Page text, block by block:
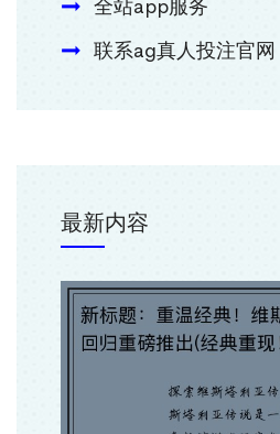
全站app服务
联系ag真人投注官网
最新内容